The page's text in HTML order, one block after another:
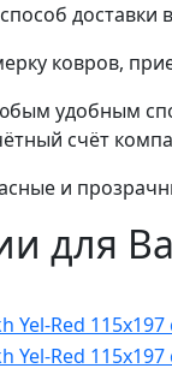
доставки
ковров,
удобным
счёт
и
для